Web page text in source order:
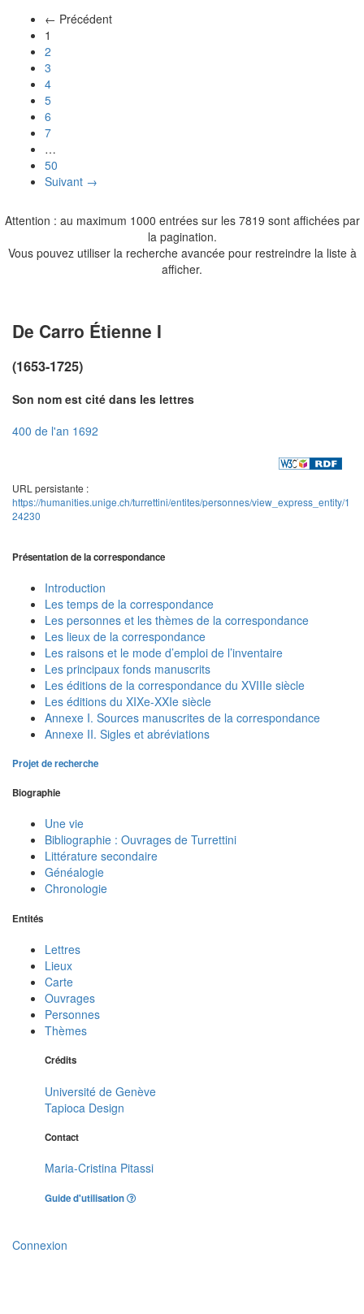
← Précédent
1
2
3
4
5
6
7
…
50
Suivant →
Attention : au maximum 1000 entrées sur les 7819 sont affichées par
la pagination.
Vous pouvez utiliser la recherche avancée pour restreindre la liste à
afficher.
De Carro Étienne I
(1653-1725)
Son nom est cité dans les lettres
400 de l'an 1692
URL persistante :
https://humanities.unige.ch/turrettini/entites/personnes/view_express_entity/1
24230
Présentation de la correspondance
Introduction
Les temps de la correspondance
Les personnes et les thèmes de la correspondance
Les lieux de la correspondance
Les raisons et le mode d’emploi de l’inventaire
Les principaux fonds manuscrits
Les éditions de la correspondance du XVIIIe siècle
Les éditions du XIXe-XXIe siècle
Annexe I. Sources manuscrites de la correspondance
Annexe II. Sigles et abréviations
Projet de recherche
Biographie
Une vie
Bibliographie : Ouvrages de Turrettini
Littérature secondaire
Généalogie
Chronologie
Entités
Lettres
Lieux
Carte
Ouvrages
Personnes
Thèmes
Crédits
Université de Genève
Tapioca Design
Contact
Maria-Cristina Pitassi
Guide d'utilisation
Connexion